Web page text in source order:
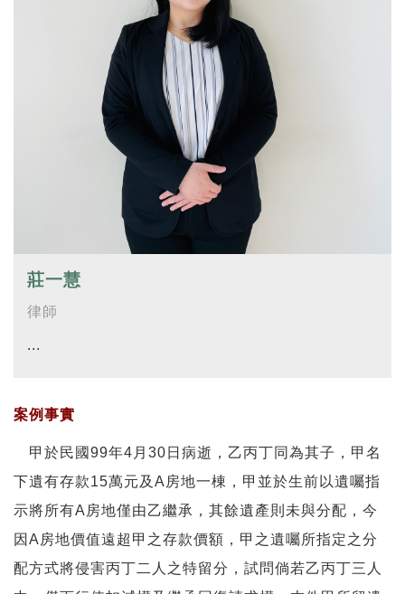
莊一慧
律師
...
案例事實
甲於民國99年4月30日病逝，乙丙丁同為其子，甲名
下遺有存款15萬元及A房地一棟，甲並於生前以遺囑指
示將所有A房地僅由乙繼承，其餘遺產則未與分配，今
因A房地價值遠超甲之存款價額，甲之遺囑所指定之分
配方式將侵害丙丁二人之特留分，試問倘若乙丙丁三人